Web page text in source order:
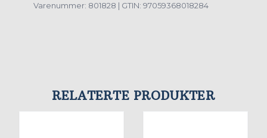
Varenummer: 801828 | GTIN: 97059368018284
RELATERTE PRODUKTER